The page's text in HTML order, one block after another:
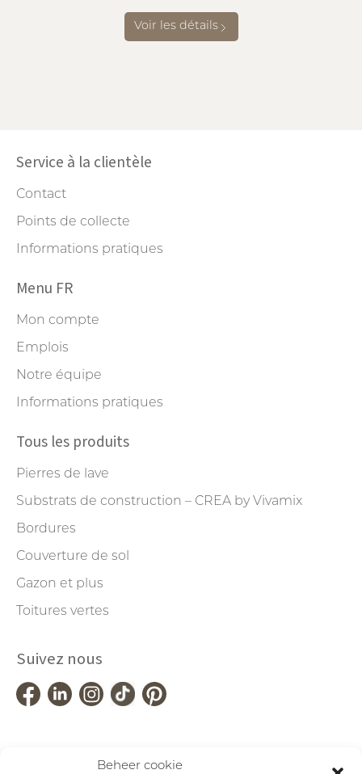
Beheer cookie
Voir les détails
Service à la clientèle
Contact
Points de collecte
Informations pratiques
Menu FR
Mon compte
Emplois
Notre équipe
Informations pratiques
Tous les produits
Pierres de lave
Substrats de construction – CREA by Vivamix
Bordures
Couverture de sol
Gazon et plus
Toitures vertes
Suivez nous